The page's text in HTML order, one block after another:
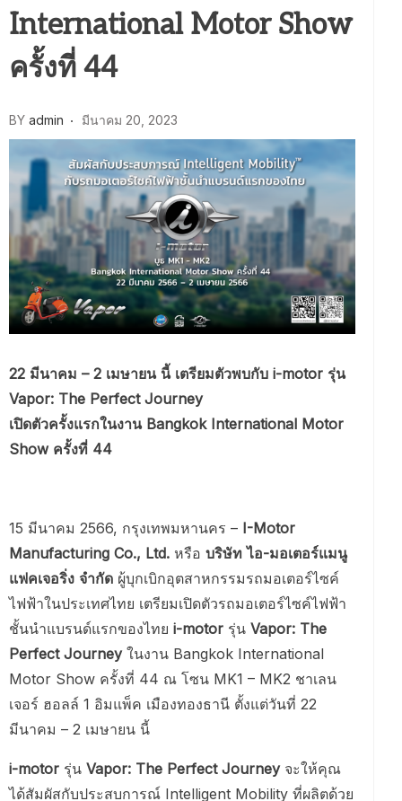
International Motor Show
ครั้งที่ 44
BY admin มีนาคม 20, 2023
22 มีนาคม – 2 เมษายน นี้ เตรียมตัวพบกับ i-motor รุ่น
Vapor: The Perfect Journey
เปิดตัวครั้งแรกในงาน Bangkok International Motor
Show ครั้งที่ 44
15 มีนาคม 2566, กรุงเทพมหานคร – I-Motor
Manufacturing Co., Ltd. หรือ บริษัท ไอ-มอเตอร์แมนู
แฟคเจอริ่ง จำกัด ผู้บุกเบิกอุตสาหกรรมรถมอเตอร์ไซค์
ไฟฟ้าในประเทศไทย เตรียมเปิดตัวรถมอเตอร์ไซค์ไฟฟ้า
ชั้นนำแบรนด์แรกของไทย i-motor รุ่น Vapor: The
Perfect Journeyในงาน Bangkok International
Motor Show ครั้งที่ 44 ณ โซน MK1 – MK2 ชาเลน
เจอร์ ฮอลล์ 1 อิมแพ็ค เมืองทองธานี ตั้งแต่วันที่ 22
มีนาคม – 2 เมษายน นี้
i-motor รุ่น Vapor: The Perfect Journeyจะให้คุณ
ได้สัมผัสกับประสบการณ์ Intelligent Mobility ที่ผลิตด้วย